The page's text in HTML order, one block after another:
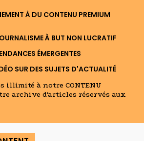
À DU CONTENU PREMIUM
À BUT NON LUCRATIF
ÉMERGENTES
SUR DES SUJETS D'ACTUALITÉ
illimité à notre CONTENU
archive d'articles réservés aux